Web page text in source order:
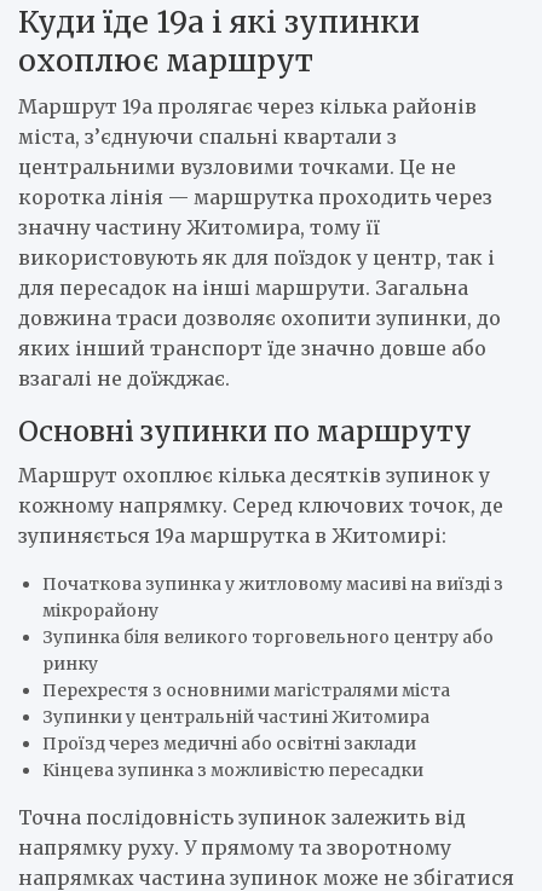
Куди їде 19а і які зупинки
охоплює маршрут
Маршрут 19а пролягає через кілька районів
міста, з’єднуючи спальні квартали з
центральними вузловими точками. Це не
коротка лінія — маршрутка проходить через
значну частину Житомира, тому її
використовують як для поїздок у центр, так і
для пересадок на інші маршрути. Загальна
довжина траси дозволяє охопити зупинки, до
яких інший транспорт їде значно довше або
взагалі не доїжджає.
Основні зупинки по маршруту
Маршрут охоплює кілька десятків зупинок у
кожному напрямку. Серед ключових точок, де
зупиняється 19а маршрутка в Житомирі:
Початкова зупинка у житловому масиві на виїзді з
мікрорайону
Зупинка біля великого торговельного центру або
ринку
Перехрестя з основними магістралями міста
Зупинки у центральній частині Житомира
Проїзд через медичні або освітні заклади
Кінцева зупинка з можливістю пересадки
Точна послідовність зупинок залежить від
напрямку руху. У прямому та зворотному
напрямках частина зупинок може не збігатися